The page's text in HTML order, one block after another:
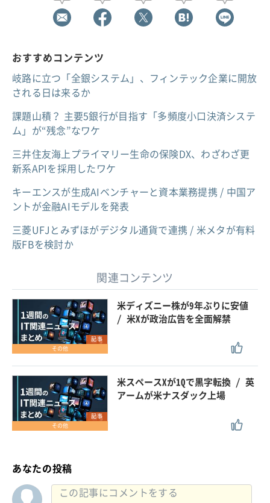
おすすめコンテンツ
岐路に立つ「全銀システム」、フィンテック企業に開放
される日は来るか
課題山積？ 主要5銀行が目指す「多頻度小口決済システ
ム」が“残念”なワケ
三井住友海上プライマリー生命の保険DX、わざわざ更
新系APIを採用したワケ
キーエンスが生成AIベンチャーと資本業務提携 / 中国ア
ントが金融AIモデルを発表
三菱UFJとみずほがデジタル通貨で連携 / 米メタが有料
版FBを検討か
関連コンテンツ
記事
その他
米ディズニー株が9年ぶりに安値
/ 米Xが政治広告を全面解禁
記事
その他
米スペースXが1Qで黒字転換 / 英
アームが米ナスダック上場
あなたの投稿